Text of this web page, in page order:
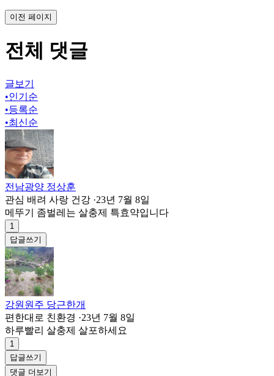
이전 페이지
전체 댓글
글보기
•인기순
•등록순
•최신순
전남광양 정상훈
관심 배려 사랑 건강 ·23년 7월 8일
메뚜기 좀벌레는 살충제 특효약입니다
1
답글쓰기
강원원주 당근한개
편한대로 친환경 ·23년 7월 8일
하루빨리 살충제 살포하세요
1
답글쓰기
댓글 더보기